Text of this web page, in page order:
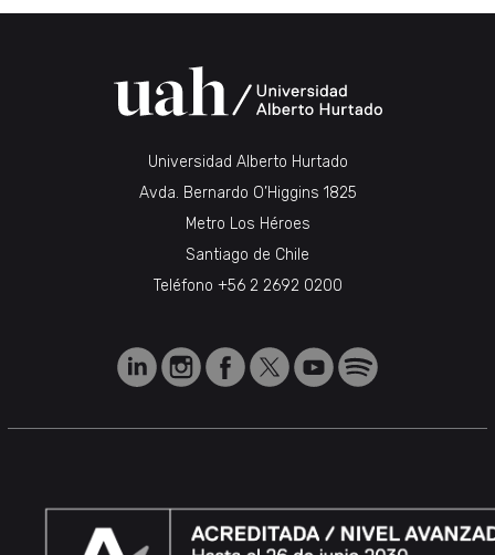
Universidad Alberto Hurtado
Avda. Bernardo O’Higgins 1825
Metro Los Héroes
Santiago de Chile
Teléfono +56 2 2692 0200